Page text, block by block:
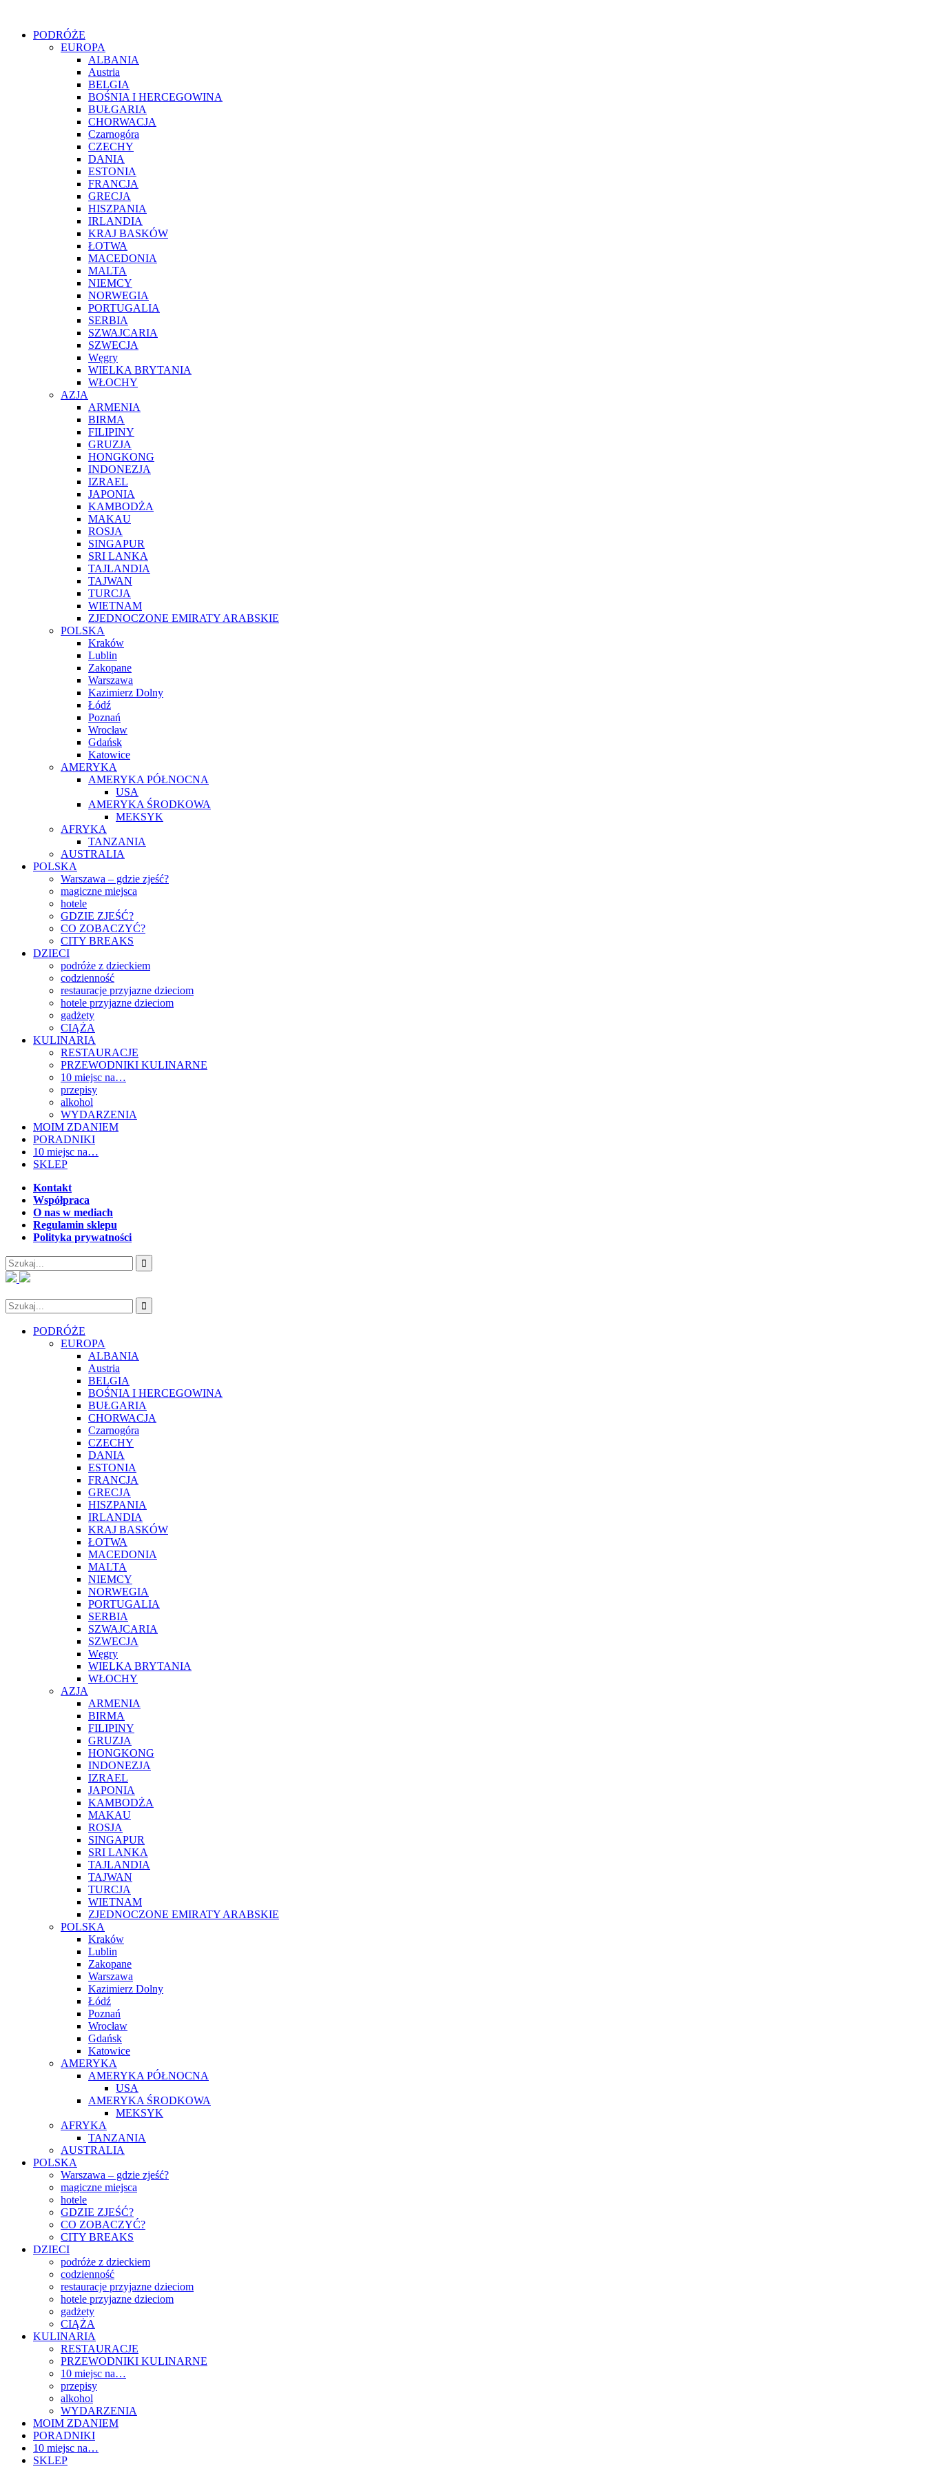
PODRÓŻE
EUROPA
ALBANIA
Austria
BELGIA
BOŚNIA I HERCEGOWINA
BUŁGARIA
CHORWACJA
Czarnogóra
CZECHY
DANIA
ESTONIA
FRANCJA
GRECJA
HISZPANIA
IRLANDIA
KRAJ BASKÓW
ŁOTWA
MACEDONIA
MALTA
NIEMCY
NORWEGIA
PORTUGALIA
SERBIA
SZWAJCARIA
SZWECJA
Węgry
WIELKA BRYTANIA
WŁOCHY
AZJA
ARMENIA
BIRMA
FILIPINY
GRUZJA
HONGKONG
INDONEZJA
IZRAEL
JAPONIA
KAMBODŻA
MAKAU
ROSJA
SINGAPUR
SRI LANKA
TAJLANDIA
TAJWAN
TURCJA
WIETNAM
ZJEDNOCZONE EMIRATY ARABSKIE
POLSKA
Kraków
Lublin
Zakopane
Warszawa
Kazimierz Dolny
Łódź
Poznań
Wrocław
Gdańsk
Katowice
AMERYKA
AMERYKA PÓŁNOCNA
USA
AMERYKA ŚRODKOWA
MEKSYK
AFRYKA
TANZANIA
AUSTRALIA
POLSKA
Warszawa – gdzie zjeść?
magiczne miejsca
hotele
GDZIE ZJEŚĆ?
CO ZOBACZYĆ?
CITY BREAKS
DZIECI
podróże z dzieckiem
codzienność
restauracje przyjazne dzieciom
hotele przyjazne dzieciom
gadżety
CIĄŻA
KULINARIA
RESTAURACJE
PRZEWODNIKI KULINARNE
10 miejsc na…
przepisy
alkohol
WYDARZENIA
MOIM ZDANIEM
PORADNIKI
10 miejsc na…
SKLEP
Kontakt
Współpraca
O nas w mediach
Regulamin sklepu
Polityka prywatności
PODRÓŻE
EUROPA
ALBANIA
Austria
BELGIA
BOŚNIA I HERCEGOWINA
BUŁGARIA
CHORWACJA
Czarnogóra
CZECHY
DANIA
ESTONIA
FRANCJA
GRECJA
HISZPANIA
IRLANDIA
KRAJ BASKÓW
ŁOTWA
MACEDONIA
MALTA
NIEMCY
NORWEGIA
PORTUGALIA
SERBIA
SZWAJCARIA
SZWECJA
Węgry
WIELKA BRYTANIA
WŁOCHY
AZJA
ARMENIA
BIRMA
FILIPINY
GRUZJA
HONGKONG
INDONEZJA
IZRAEL
JAPONIA
KAMBODŻA
MAKAU
ROSJA
SINGAPUR
SRI LANKA
TAJLANDIA
TAJWAN
TURCJA
WIETNAM
ZJEDNOCZONE EMIRATY ARABSKIE
POLSKA
Kraków
Lublin
Zakopane
Warszawa
Kazimierz Dolny
Łódź
Poznań
Wrocław
Gdańsk
Katowice
AMERYKA
AMERYKA PÓŁNOCNA
USA
AMERYKA ŚRODKOWA
MEKSYK
AFRYKA
TANZANIA
AUSTRALIA
POLSKA
Warszawa – gdzie zjeść?
magiczne miejsca
hotele
GDZIE ZJEŚĆ?
CO ZOBACZYĆ?
CITY BREAKS
DZIECI
podróże z dzieckiem
codzienność
restauracje przyjazne dzieciom
hotele przyjazne dzieciom
gadżety
CIĄŻA
KULINARIA
RESTAURACJE
PRZEWODNIKI KULINARNE
10 miejsc na…
przepisy
alkohol
WYDARZENIA
MOIM ZDANIEM
PORADNIKI
10 miejsc na…
SKLEP